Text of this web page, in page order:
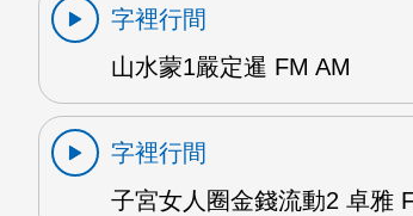
字裡行間
山水蒙1嚴定暹 FM AM
字裡行間
子宮女人圈金錢流動2 卓雅